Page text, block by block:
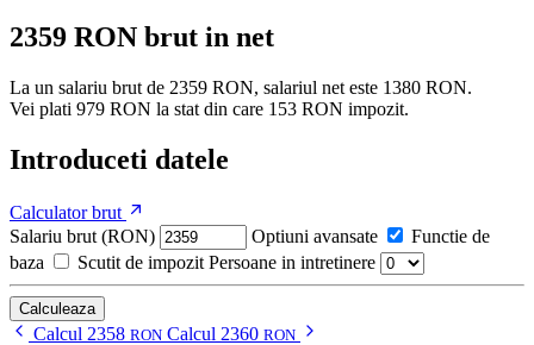
2359 RON brut in net
La un salariu brut de 2359 RON, salariul net este 1380 RON.
Vei plati 979 RON la stat din care 153 RON impozit.
Introduceti datele
Calculator brut
Salariu brut (RON)
Optiuni avansate
Functie de
baza
Scutit de impozit Persoane in intretinere
Calculeaza
Calcul 2358 RON Calcul 2360 RON